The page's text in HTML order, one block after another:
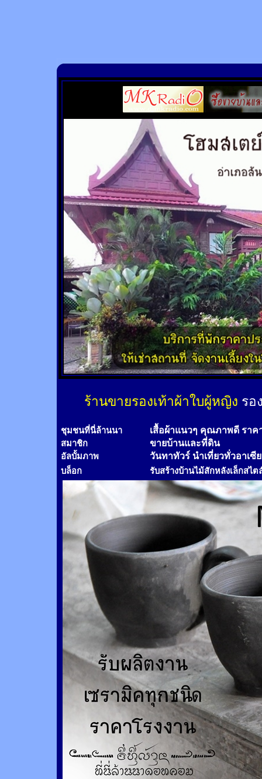
ร้านขายรองเท้าผ้าใบผู้หญิง รอ
ชุมชนที่นี่ล้านนา เสื้อผ้าแนวๆ คุณภาพดี ราค
สมาชิก ขายบ้านและที่ดิน
อัลบั้มภาพ วันทาทัวร์ นำเที่ยวทั่วอาเซี
บล็อก รับสร้างบ้านไม้สักหลังเล็กสไต